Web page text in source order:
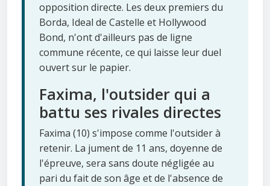
opposition directe. Les deux premiers du
Borda, Ideal de Castelle et Hollywood
Bond, n'ont d'ailleurs pas de ligne
commune récente, ce qui laisse leur duel
ouvert sur le papier.
Faxima, l'outsider qui a
battu ses rivales directes
Faxima (10) s'impose comme l'outsider à
retenir. La jument de 11 ans, doyenne de
l'épreuve, sera sans doute négligée au
pari du fait de son âge et de l'absence de